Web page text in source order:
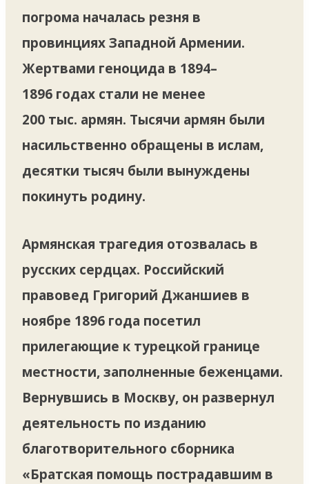
погрома началась резня в
провинциях Западной Армении.
Жертвами геноцида в 1894–
1896 годах стали не менее
200 тыс. армян. Тысячи армян были
насильственно обращены в ислам,
десятки тысяч были вынуждены
покинуть родину.
Армянская трагедия отозвалась в
русских сердцах. Российский
правовед Григорий Джаншиев в
ноябре 1896 года посетил
прилегающие к турецкой границе
местности, заполненные беженцами.
Вернувшись в Москву, он развернул
деятельность по изданию
благотворительного сборника
«Братская помощь пострадавшим в